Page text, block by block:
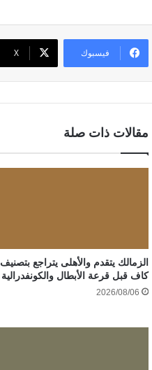
فيسبوك ‫X
مقالات ذات صلة
الزمالك يتقدم والأهلى يتراجع بتصنيف
كاف قبل قرعة الأبطال والكونفدرالية
2026/08/06